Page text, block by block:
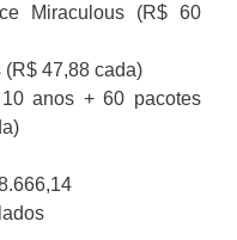
Miraculous (R$ 60
(R$ 47,88 cada)
anos + 60 pacotes